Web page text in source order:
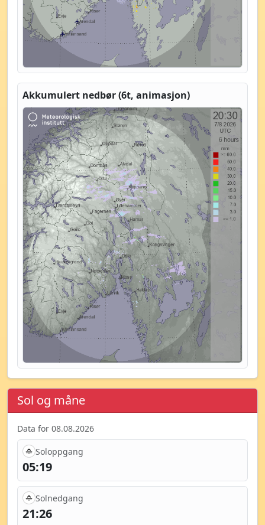
Akkumulert nedbør (6t, animasjon)
Sol og måne
Data for 08.08.2026
Soloppgang
05:19
Solnedgang
21:26